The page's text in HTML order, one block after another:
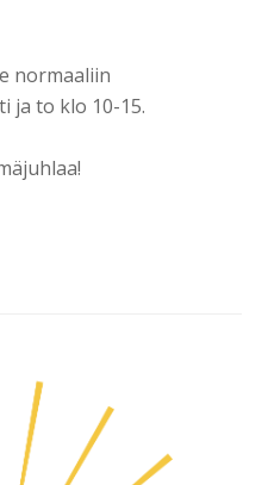
normaaliin
ja to klo 10-15.